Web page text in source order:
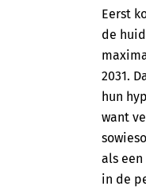
Eerst
de
2031.
hun
want
als
in de